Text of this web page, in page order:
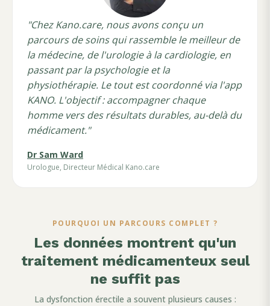
"Chez Kano.care, nous avons conçu un
parcours de soins qui rassemble le meilleur de
la médecine, de l'urologie à la cardiologie, en
passant par la psychologie et la
physiothérapie. Le tout est coordonné via l'app
KANO. L'objectif : accompagner chaque
homme vers des résultats durables, au-delà du
médicament."
Dr Sam Ward
Urologue, Directeur Médical Kano.care
POURQUOI UN PARCOURS COMPLET ?
Les données montrent qu'un
traitement médicamenteux seul
ne suffit pas
La dysfonction érectile a souvent plusieurs causes :